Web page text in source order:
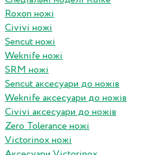
Roxon ножi
Civivi ножі
Sencut ножі
Weknife ножі
SRM ножі
Sencut аксесуари до ножів
Weknife аксесуари до ножів
Civivi аксесуари до ножів
Zero Tolerance ножі
Victorinox ножі